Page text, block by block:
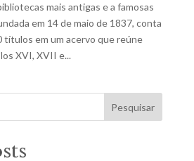
mais antigas e a famosas
em 14 de maio de 1837, conta
títulos em um acervo que reúne
XVI, XVII e...
Pesquisar